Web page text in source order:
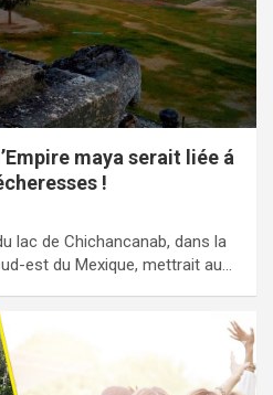
maya serait liée á
!
lac de Chichancanab, dans la
est du Mexique, mettrait au…